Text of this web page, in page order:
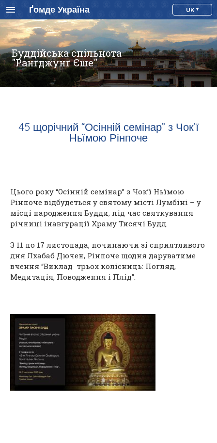
Ґомде Україна UK
Буддійська спільнота
"Ранґджунґ Єше"
45 щорічний “Осінній семінар” з Чок’ї
Ньїмою Рінпоче
Цього року “Осінній семінар” з Чок’ї Ньїмою
Рінпоче відбудеться у святому місті Лумбіні – у
місці народження Будди, під час святкування
річниці інавгурації Храму Тисячі Будд.
З 11 по 17 листопада, починаючи зі сприятливого
дня Лхабаб Дючен, Рінпоче щодня даруватиме
вчення “Виклад трьох колісниць: Погляд,
Медитація, Поводження і Плід”.